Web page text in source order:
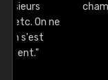
chambre."